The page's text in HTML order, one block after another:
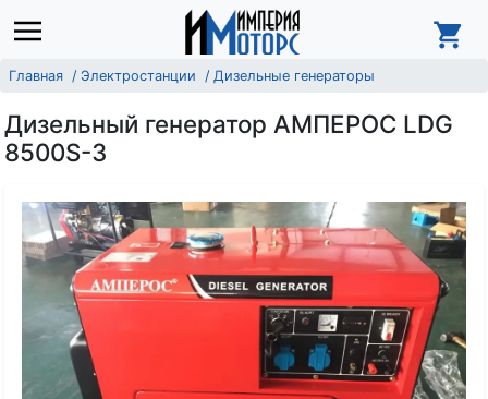
Главная Электростанции Дизельные генераторы
Дизельный генератор АМПЕРОС LDG
8500S-3